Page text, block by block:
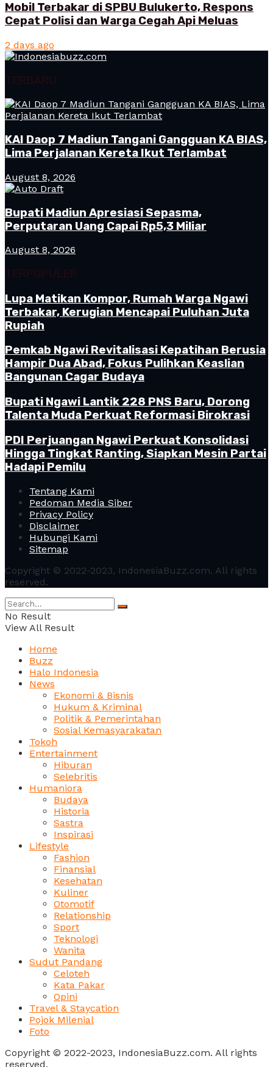
Mobil Terbakar di SPBU Bulukerto, Respons
Cepat Polisi dan Warga Cegah Api Meluas
2 days ago
TERBARU
KAI Daop 7 Madiun Tangani Gangguan KA BIAS,
Lima Perjalanan Kereta Ikut Terlambat
August 8, 2026
Bupati Madiun Apresiasi Sepasma,
Perputaran Uang Capai Rp5,3 Miliar
August 8, 2026
TERPOPULER
Lupa Matikan Kompor, Rumah Warga Ngawi
Terbakar, Kerugian Mencapai Puluhan Juta
Rupiah
Pemkab Ngawi Revitalisasi Kepatihan Berusia
Hampir Dua Abad, Fokus Pulihkan Keaslian
Bangunan Cagar Budaya
Bupati Ngawi Lantik 228 PNS Baru, Dorong
Talenta Muda Perkuat Reformasi Birokrasi
PDI Perjuangan Ngawi Perkuat Konsolidasi
Hingga Tingkat Ranting, Siapkan Mesin Partai
Hadapi Pemilu
Tentang Kami
Pedoman Media Siber
Privacy Policy
Disclaimer
Hubungi Kami
Sitemap
Copyright © 2022-2023, IndonesiaBuzz.com. All rights
reserved.
No Result
View All Result
Home
Buzz
Halo Indonesia
News
Ekonomi & Bisnis
Hukum & Kriminal
Politik & Pemerintahan
Sosial Kemasyarakatan
Tokoh
Entertainment
Hiburan
Selebritis
Humaniora
Budaya
Historia
Sastra
Inspirasi
Lifestyle
Fashion
Finansial
Kesehatan
Kuliner
Otomotif
Relationship
Sport
Teknologi
Wanita
Sudut Pandang
Celoteh
Kata Pakar
Opini
Travel & Staycation
Pojok Milenial
Foto
Copyright © 2022-2023, IndonesiaBuzz.com. All rights
reserved.